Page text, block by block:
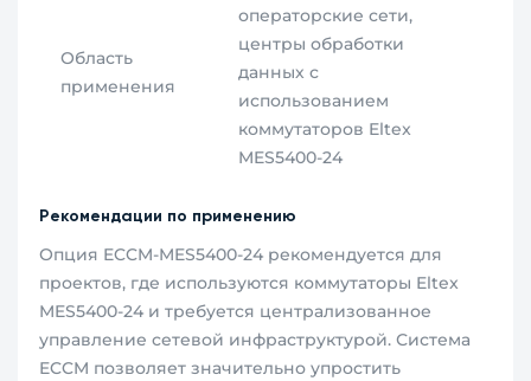
Область
применения
операторские сети,
центры обработки
данных с
использованием
коммутаторов Eltex
MES5400-24
Рекомендации по применению
Опция ECCM-MES5400-24 рекомендуется для
проектов, где используются коммутаторы Eltex
MES5400-24 и требуется централизованное
управление сетевой инфраструктурой. Система
ECCM позволяет значительно упростить